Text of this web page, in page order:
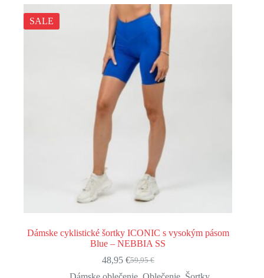
SALE
Dámske cyklistické šortky ICONIC s vysokým pásom
Blue – NEBBIA SS
59,95€
Pôvodná
cena
48,95 €Aktuálna
cena